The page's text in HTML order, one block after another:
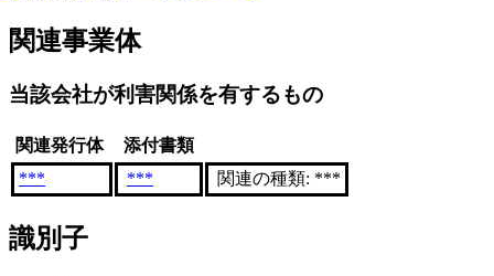
関連事業体
当該会社が利害関係を有するもの
関連発行体
添付書類
***
*** 関連の種類: ***
識別子